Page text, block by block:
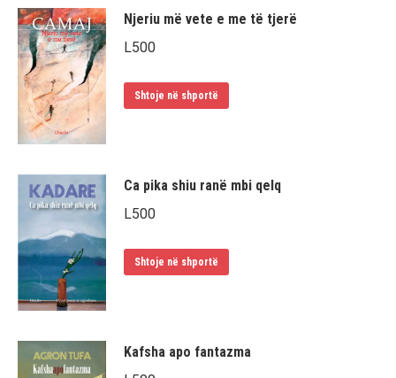
Njeriu më vete e me të tjerë
L500
Shtoje në shportë
Ca pika shiu ranë mbi qelq
L500
Shtoje në shportë
Kafsha apo fantazma